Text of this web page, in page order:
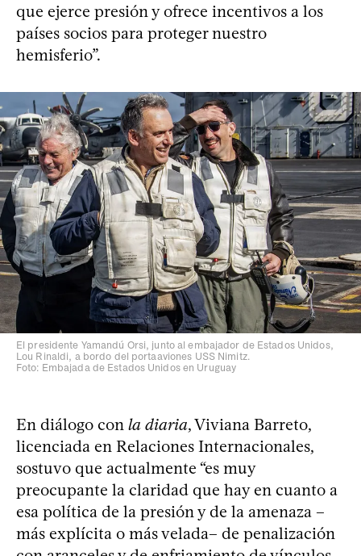
que ejerce presión y ofrece incentivos a los
países socios para proteger nuestro
hemisferio”.
El presidente Yamandú Orsi, junto al embajador de Estados Unidos,
Lou Rinaldi, a bordo del portaaviones USS Nimitz.
Foto: Embajada de Estados Unidos en Uruguay
En diálogo con la diaria, Viviana Barreto,
licenciada en Relaciones Internacionales,
sostuvo que actualmente “es muy
preocupante la claridad que hay en cuanto a
esa política de la presión y de la amenaza –
más explícita o más velada– de penalización